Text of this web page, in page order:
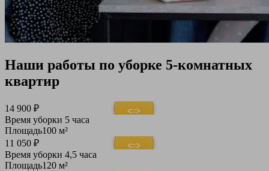
Наши работы по уборке 5-комнатных
квартир
14 900 ₽
Время уборки 5 часа
Площадь100 м²
11 050 ₽
Время уборки 4,5 часа
Площадь120 м²